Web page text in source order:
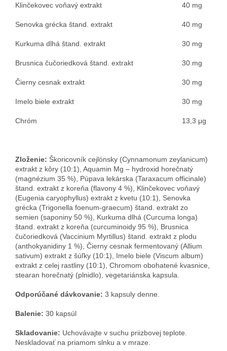
Klinčekovec voňavý extrakt 40 mg
Senovka grécka štand. extrakt 40 mg
Kurkuma dlhá štand. extrakt 30 mg
Brusnica čučoriedková štand. extrakt 30 mg
Čierny cesnak extrakt 30 mg
Imelo biele extrakt 30 mg
Chróm 13,3 μg
Zloženie: Škoricovník cejlónsky (Cynnamonum zeylanicum)
extrakt z kôry (10:1), Aquamin Mg – hydroxid horečnatý
(magnézium 35 %), Púpava lekárska (Taraxacum officinale)
štand. extrakt z koreňa (flavony 4 %), Klinčekovec voňavý
(Eugenia caryophyllus) extrakt z kvetu (10:1), Senovka
grécka (Trigonella foenum-graecum) štand. extrakt zo
semien (saponiny 50 %), Kurkuma dlhá (Curcuma longa)
štand. extrakt z koreňa (curcuminoidy 95 %), Brusnica
čučoriedková (Vaccinium Myrtillus) štand. extrakt z plodu
(anthokyanidiny 1 %), Čierny cesnak fermentovaný (Allium
sativum) extrakt z šúľky (10:1), Imelo biele (Viscum album)
extrakt z celej rastliny (10:1), Chromom obohatené kvasnice,
stearan horečnatý (plnidlo), vegetariánska kapsula.
Odporúčané dávkovanie: 3 kapsuly denne.
Balenie: 30 kapsúl
Skladovanie: Uchovávajte v suchu priizbovej teplote.
Neskladovať na priamom slnku a v mraze.